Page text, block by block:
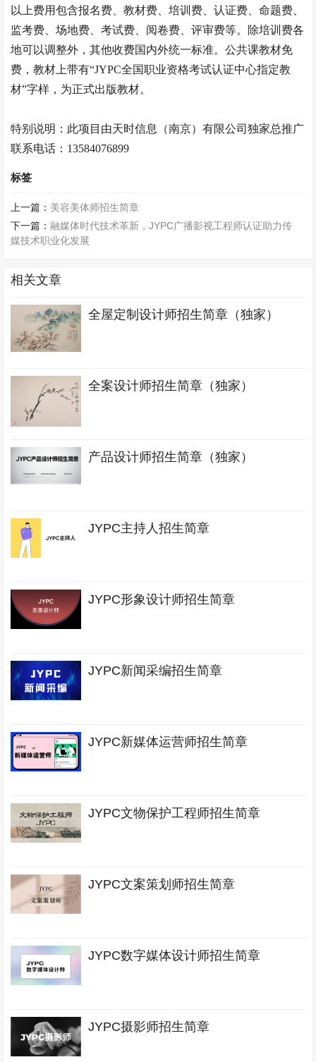
以上费用包含报名费、教材费、培训费、认证费、命题费、
监考费、场地费、考试费、阅卷费、评审费等。除培训费各
地可以调整外，其他收费国内外统一标准。公共课教材免
费，教材上带有“JYPC全国职业资格考试认证中心指定教
材”字样，为正式出版教材。
特别说明：此项目由天时信息（南京）有限公司独家总推广
联系电话： 13584076899
标签
上一篇： 美容美体师招生简章
下一篇：融媒体时代技术革新，JYPC广播影视工程师认证助力传
媒技术职业化发展
相关文章
全屋定制设计师招生简章（独家）
全案设计师招生简章（独家）
产品设计师招生简章（独家）
JYPC主持人招生简章
JYPC形象设计师招生简章
JYPC新闻采编招生简章
JYPC新媒体运营师招生简章
JYPC文物保护工程师招生简章
JYPC文案策划师招生简章
JYPC数字媒体设计师招生简章
JYPC摄影师招生简章